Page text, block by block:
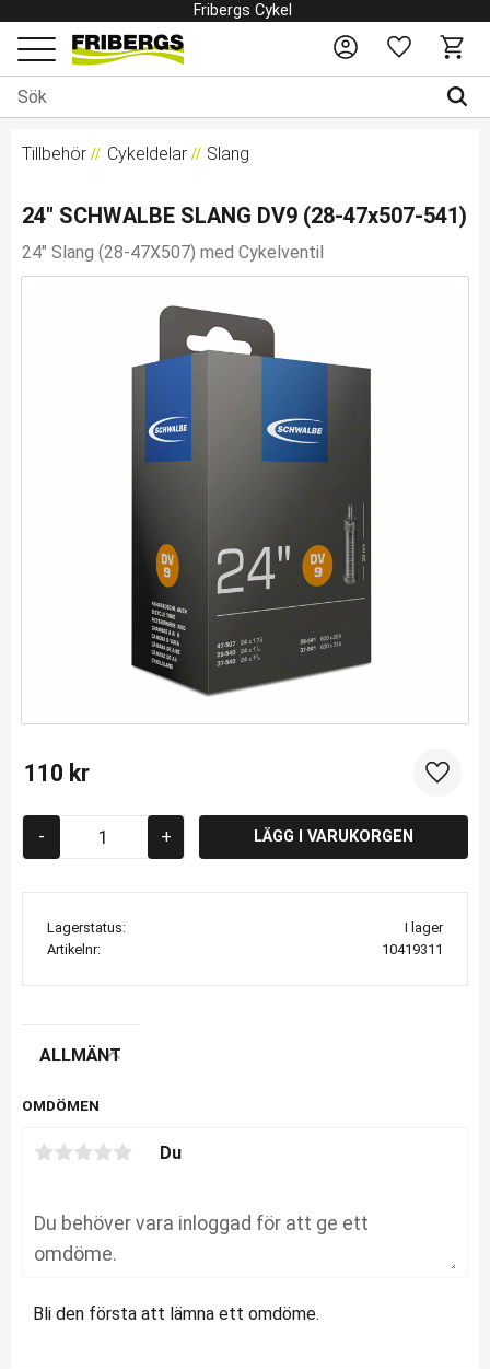
Meny
Fribergs Cykel
Favoriter
Tillbehör Cykeldelar Slang
24" SCHWALBE SLANG DV9 (28-47x507-541)
24" Slang (28-47X507) med Cykelventil
110 kr
+
-
Lägg
Lagerstatus
I lager
Artikelnr
10419311
ALLMÄNT
OMDÖMEN
Du
Bli den första att lämna ett omdöme.